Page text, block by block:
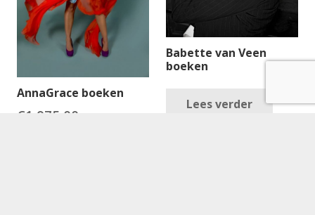
AnnaGrace boeken
€1,975.00
Babette van Veen
boeken
Lees verder